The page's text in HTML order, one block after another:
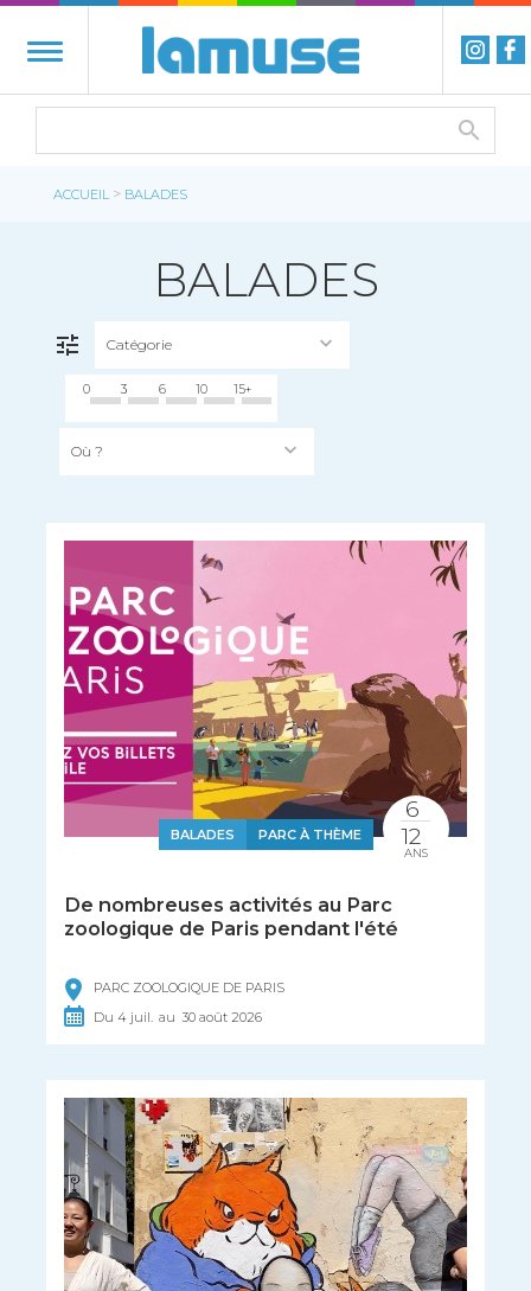
ACCUEIL > BALADES
BALADES
FILTRER
Catégorie
0 3 6 10 15+
Où ?
BALADES PARC À THÈME
De nombreuses activités au Parc
zoologique de Paris pendant l'été
PARC ZOOLOGIQUE DE PARIS
Du4 juil. au 30août 2026
6
12
ANS